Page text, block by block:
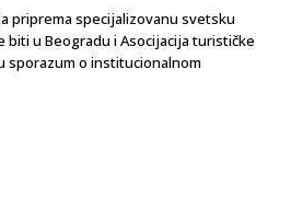
priprema specijalizovanu svetsku
biti u Beogradu i Asocijacija turističke
o institucionalnom